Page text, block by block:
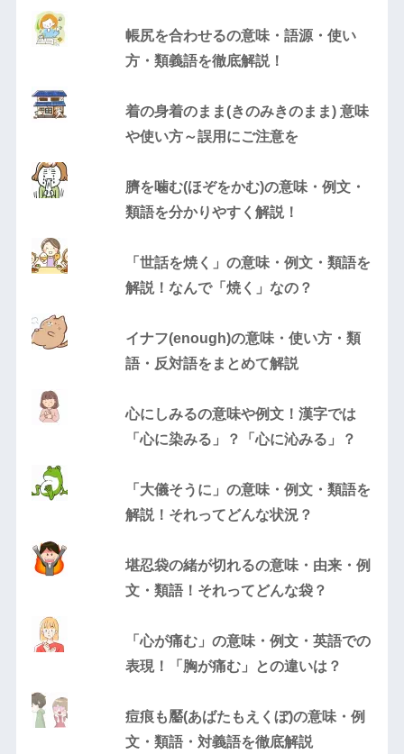
帳尻を合わせるの意味・語源・使い
方・類義語を徹底解説！
着の身着のまま(きのみきのまま) 意味
や使い方～誤用にご注意を
臍を噛む(ほぞをかむ)の意味・例文・
類語を分かりやすく解説！
「世話を焼く」の意味・例文・類語を
解説！なんで「焼く」なの？
イナフ(enough)の意味・使い方・類
語・反対語をまとめて解説
心にしみるの意味や例文！漢字では
「心に染みる」？「心に沁みる」？
「大儀そうに」の意味・例文・類語を
解説！それってどんな状況？
堪忍袋の緒が切れるの意味・由来・例
文・類語！それってどんな袋？
「心が痛む」の意味・例文・英語での
表現！「胸が痛む」との違いは？
痘痕も靨(あばたもえくぼ)の意味・例
文・類語・対義語を徹底解説